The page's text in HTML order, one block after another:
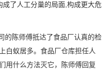
了人工分巢的局面,构成更大危
的陈师傅抵达了食品厂认真的检
白蚁居多。食品厂仓库担任人
用什么方法灭它，陈师傅回复